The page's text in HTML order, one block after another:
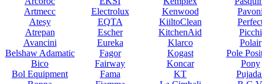
Artmecc
Atesy
Atrepan
Avancini
Belshaw Adamatic
Bico
Bol Equipment
Electrolux
EQTA
Escher
Eureka
Fagor
Fairway
Fama
Kenwood
KiiltoClean
KitchenAid
Klarco
Kogast
Koncar
KT
Picchi
Polair
Pole
Pony